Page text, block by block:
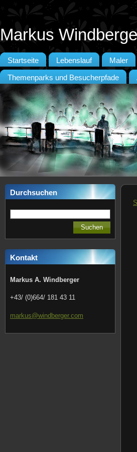
Markus
Startseite Lebenslauf Maler
Themenparks und Besucherpfade
Durchsuchen
Kontakt
Markus A. Windberger
+43/ (0)664/ 181 43 11
markus@windberger.com